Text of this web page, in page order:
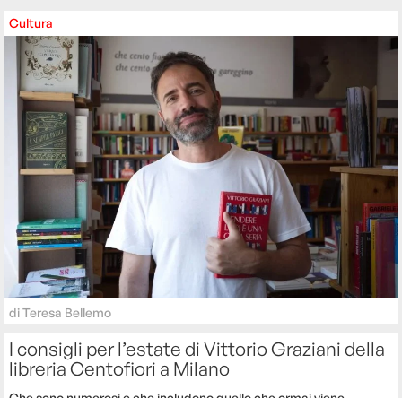
Cultura
diTeresa Bellemo
I consigli per l’estate di Vittorio Graziani della
libreria Centofiori a Milano